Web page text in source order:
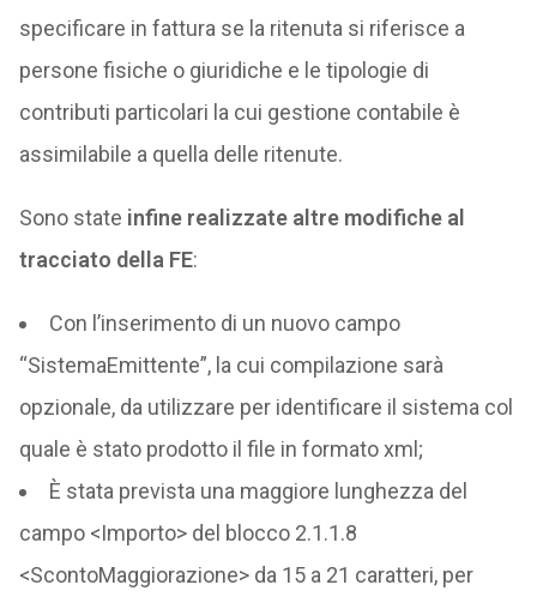
specificare in fattura se la ritenuta si riferisce a
persone fisiche o giuridiche e le tipologie di
contributi particolari la cui gestione contabile è
assimilabile a quella delle ritenute.
Sono state infine realizzate altre modifiche al
tracciato della FE:
Con l’inserimento di un nuovo campo
“SistemaEmittente”, la cui compilazione sarà
opzionale, da utilizzare per identificare il sistema col
quale è stato prodotto il file in formato xml;
È stata prevista una maggiore lunghezza del
campo <Importo> del blocco 2.1.1.8
<ScontoMaggiorazione> da 15 a 21 caratteri, per